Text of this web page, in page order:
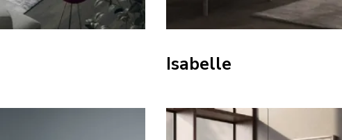
Isabelle